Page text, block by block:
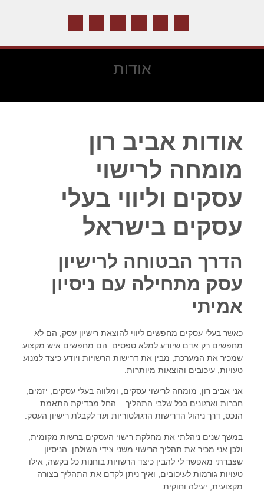
אודות
אודות אביב רון
מומחה לרישוי
עסקים וליווי בעלי
עסקים בישראל
הדרך הבטוחה לרישיון
עסק מתחילה עם ניסיון
אמיתי
כאשר בעלי עסקים מחפשים ליווי להוצאת רישיון עסק, הם לא
מחפשים רק אדם שיודע למלא טפסים. הם מחפשים איש מקצוע
שמכיר את המערכת, מבין את דרישות הרשויות ויודע כיצד למנוע
טעויות, עיכובים והוצאות מיותרות.
אני אביב רון, מומחה לרישוי עסקים, ומלווה בעלי עסקים, יזמים,
חברות וארגונים בכל שלבי התהליך – החל מבדיקת התאמת
הנכס, דרך ניהול הדרישות הרגולטוריות ועד לקבלת רישיון העסק.
במשך שנים ניהלתי את מחלקת רישוי העסקים ברשות מקומית,
ולכן אני מכיר את תהליך הרישוי משני צידי השולחן. הניסיון
שצברתי מאפשר לי להבין כיצד הרשויות בוחנות כל בקשה, אילו
טעויות גורמות לעיכובים, ואיך ניתן לקדם את התהליך בצורה
מקצועית, יעילה וחוקית.